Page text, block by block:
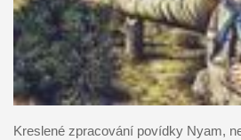
Kreslené zpracování povídky Nyam,